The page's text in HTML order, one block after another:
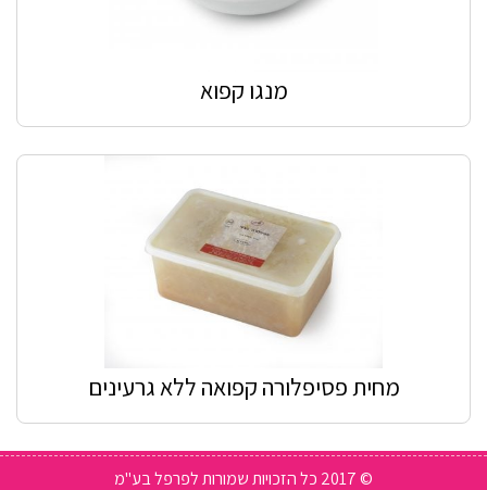
מנגו קפוא
מחית פסיפלורה קפואה ללא גרעינים
© 2017 כל הזכויות שמורות לפרפל בע"מ